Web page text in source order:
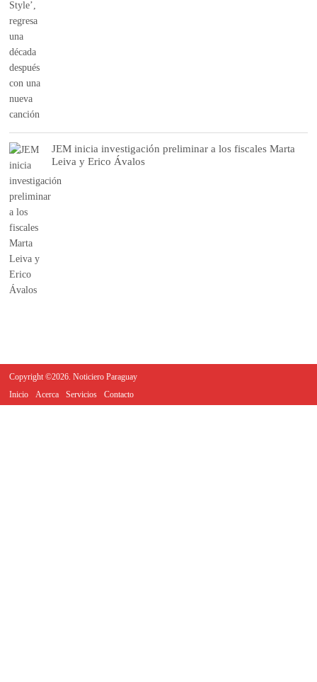
JEM inicia investigación preliminar a los fiscales Marta
Leiva y Erico Ávalos
Copyright ©2026. Noticiero Paraguay
Inicio
Acerca Servicios Contacto